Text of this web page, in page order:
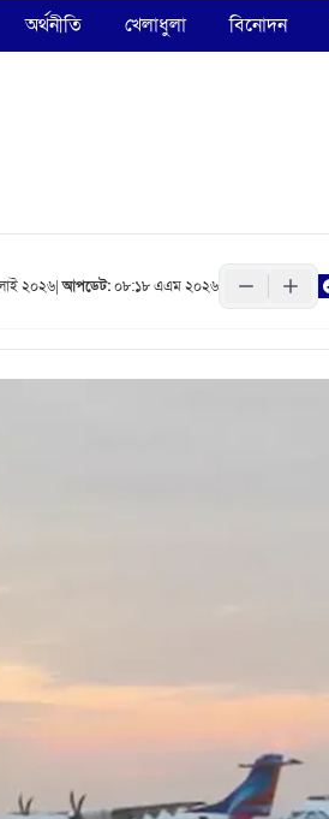
অর্থনীতি খেলাধুলা বিনোদন
২০২৬|আপডেট:০৮:১৮ এএম ২০২৬